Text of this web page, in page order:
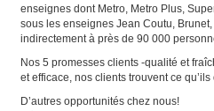
enseignes dont Metro, Metro Plus,
sous les enseignes Jean Coutu,
indirectement à près de 90 000
Nos 5 promesses clients -qualité et
et efficace, nos clients trouvent ce
D’autres opportunités chez nous!